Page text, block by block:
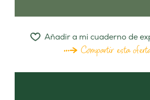
Añadir a mi cuaderno de
Compartir esta